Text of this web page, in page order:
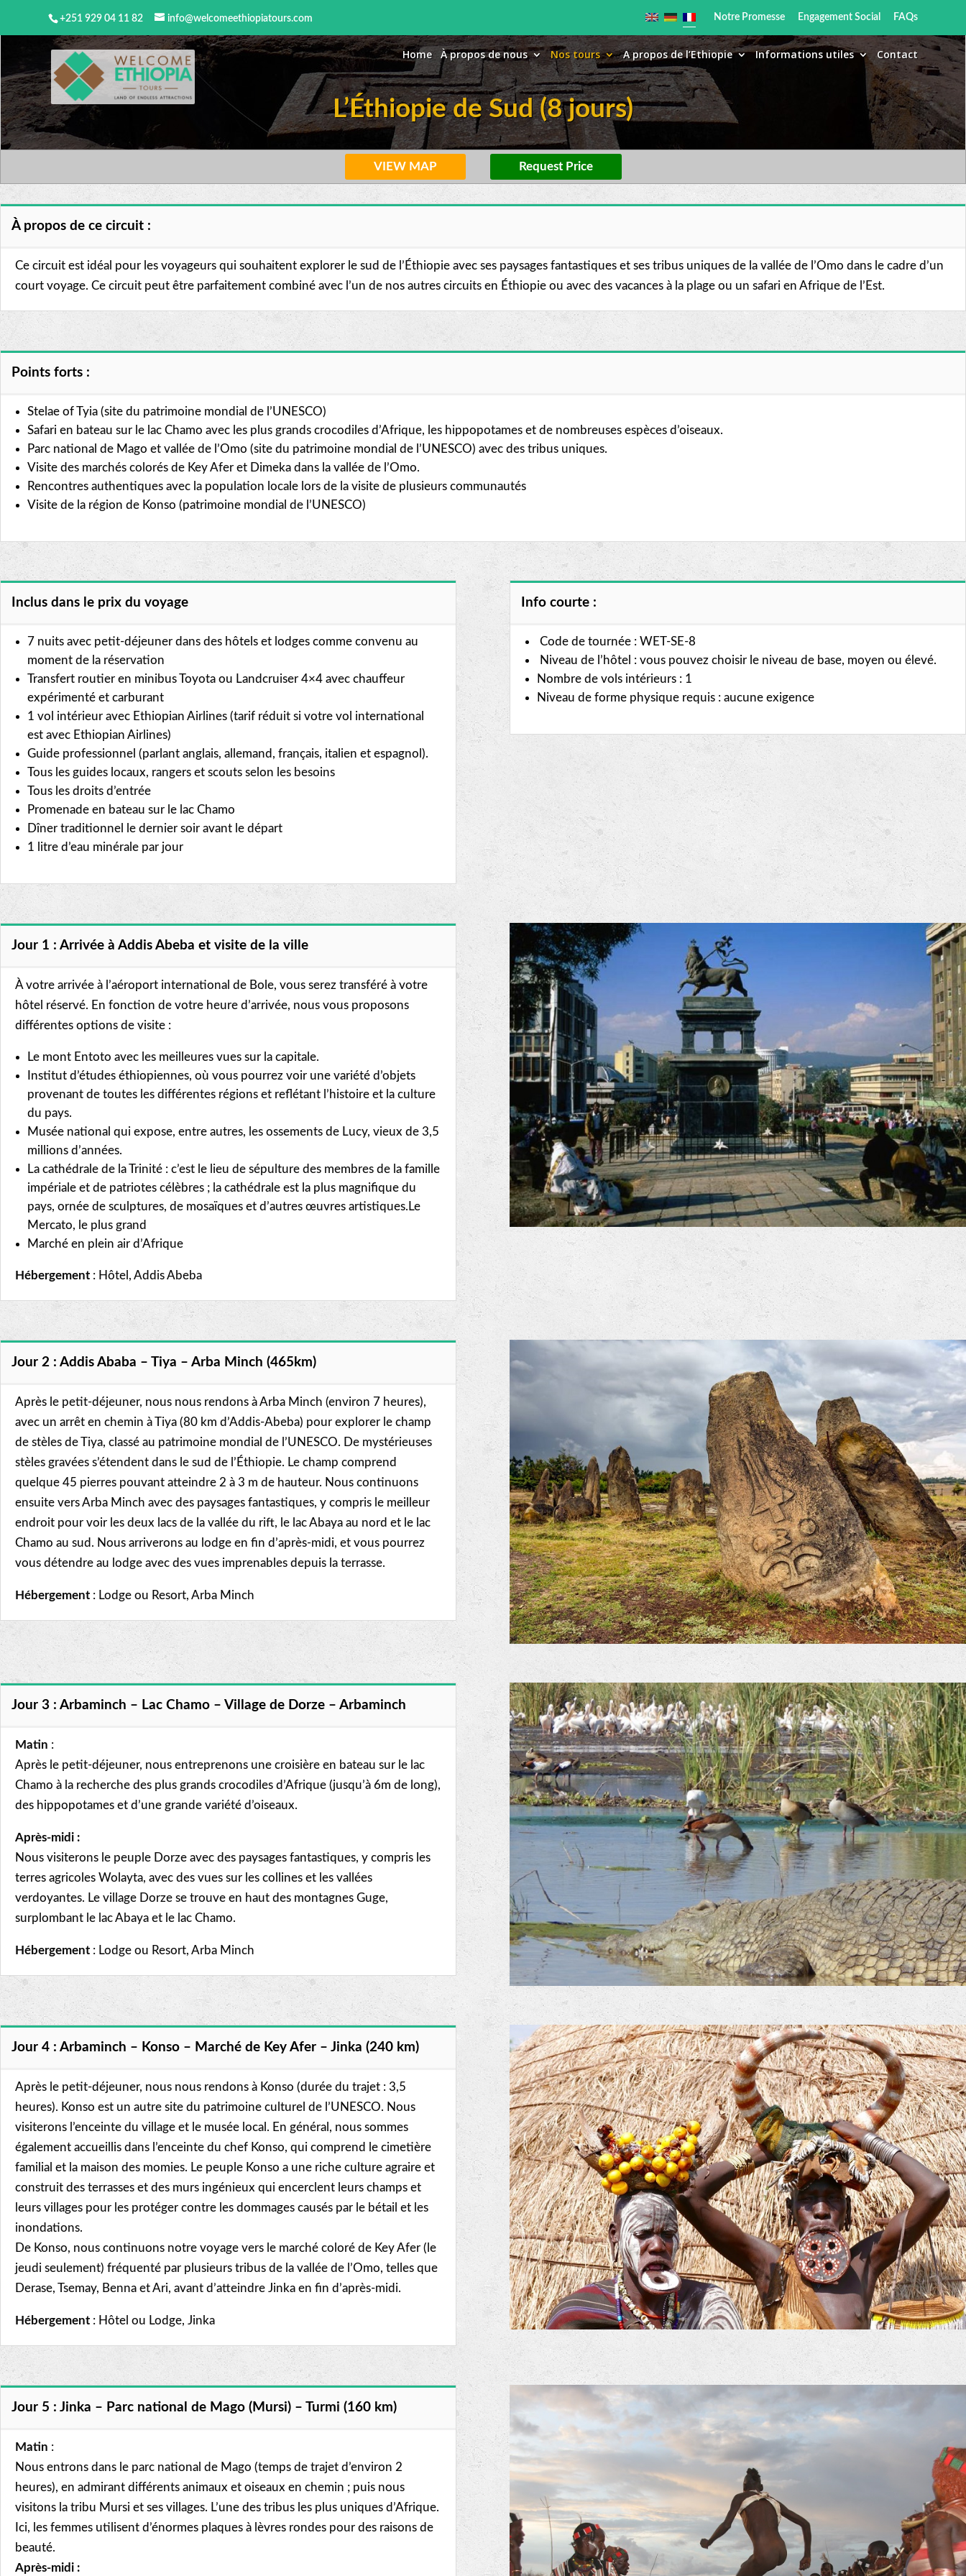
+251 929 04 11 82 info@welcomeethiopiatours.com Notre Promesse Engagement Social FAQs
Home À propos de nous Nos tours A propos de l’Ethiopie Informations utiles Contact
L’Éthiopie de Sud (8 jours)
VIEW MAP Request Price
À propos de ce circuit :
Ce circuit est idéal pour les voyageurs qui souhaitent explorer le sud de l’Éthiopie avec ses paysages fantastiques et ses tribus uniques de la vallée de l’Omo dans le cadre d’un
court voyage. Ce circuit peut être parfaitement combiné avec l’un de nos autres circuits en Éthiopie ou avec des vacances à la plage ou un safari en Afrique de l’Est.
Points forts :
Stelae of Tyia (site du patrimoine mondial de l’UNESCO)
Safari en bateau sur le lac Chamo avec les plus grands crocodiles d’Afrique, les hippopotames et de nombreuses espèces d’oiseaux.
Parc national de Mago et vallée de l’Omo (site du patrimoine mondial de l’UNESCO) avec des tribus uniques.
Visite des marchés colorés de Key Afer et Dimeka dans la vallée de l’Omo.
Rencontres authentiques avec la population locale lors de la visite de plusieurs communautés
Visite de la région de Konso (patrimoine mondial de l’UNESCO)
Inclus dans le prix du voyage
7 nuits avec petit-déjeuner dans des hôtels et lodges comme convenu au
moment de la réservation
Transfert routier en minibus Toyota ou Landcruiser 4×4 avec chauffeur
expérimenté et carburant
1 vol intérieur avec Ethiopian Airlines (tarif réduit si votre vol international
est avec Ethiopian Airlines)
Guide professionnel (parlant anglais, allemand, français, italien et espagnol).
Tous les guides locaux, rangers et scouts selon les besoins
Tous les droits d’entrée
Promenade en bateau sur le lac Chamo
Dîner traditionnel le dernier soir avant le départ
1 litre d’eau minérale par jour
Info courte :
Code de tournée : WET-SE-8
Niveau de l’hôtel : vous pouvez choisir le niveau de base, moyen ou élevé.
Nombre de vols intérieurs : 1
Niveau de forme physique requis : aucune exigence
Jour 1 : Arrivée à Addis Abeba et visite de la ville
À votre arrivée à l’aéroport international de Bole, vous serez transféré à votre
hôtel réservé. En fonction de votre heure d’arrivée, nous vous proposons
différentes options de visite :
Le mont Entoto avec les meilleures vues sur la capitale.
Institut d’études éthiopiennes, où vous pourrez voir une variété d’objets
provenant de toutes les différentes régions et reflétant l’histoire et la culture
du pays.
Musée national qui expose, entre autres, les ossements de Lucy, vieux de 3,5
millions d’années.
La cathédrale de la Trinité : c’est le lieu de sépulture des membres de la famille
impériale et de patriotes célèbres ; la cathédrale est la plus magnifique du
pays, ornée de sculptures, de mosaïques et d’autres œuvres artistiques.Le
Mercato, le plus grand
Marché en plein air d’Afrique
Hébergement : Hôtel, Addis Abeba
Jour 2 : Addis Ababa – Tiya – Arba Minch (465km)
Après le petit-déjeuner, nous nous rendons à Arba Minch (environ 7 heures),
avec un arrêt en chemin à Tiya (80 km d’Addis-Abeba) pour explorer le champ
de stèles de Tiya, classé au patrimoine mondial de l’UNESCO. De mystérieuses
stèles gravées s’étendent dans le sud de l’Éthiopie. Le champ comprend
quelque 45 pierres pouvant atteindre 2 à 3 m de hauteur. Nous continuons
ensuite vers Arba Minch avec des paysages fantastiques, y compris le meilleur
endroit pour voir les deux lacs de la vallée du rift, le lac Abaya au nord et le lac
Chamo au sud. Nous arriverons au lodge en fin d’après-midi, et vous pourrez
vous détendre au lodge avec des vues imprenables depuis la terrasse.
Hébergement : Lodge ou Resort, Arba Minch
Jour 3 : Arbaminch – Lac Chamo – Village de Dorze – Arbaminch
Matin :
Après le petit-déjeuner, nous entreprenons une croisière en bateau sur le lac
Chamo à la recherche des plus grands crocodiles d’Afrique (jusqu’à 6m de long),
des hippopotames et d’une grande variété d’oiseaux.
Après-midi :
Nous visiterons le peuple Dorze avec des paysages fantastiques, y compris les
terres agricoles Wolayta, avec des vues sur les collines et les vallées
verdoyantes. Le village Dorze se trouve en haut des montagnes Guge,
surplombant le lac Abaya et le lac Chamo.
Hébergement : Lodge ou Resort, Arba Minch
Jour 4 : Arbaminch – Konso – Marché de Key Afer – Jinka (240 km)
Après le petit-déjeuner, nous nous rendons à Konso (durée du trajet : 3,5
heures). Konso est un autre site du patrimoine culturel de l’UNESCO. Nous
visiterons l’enceinte du village et le musée local. En général, nous sommes
également accueillis dans l’enceinte du chef Konso, qui comprend le cimetière
familial et la maison des momies. Le peuple Konso a une riche culture agraire et
construit des terrasses et des murs ingénieux qui encerclent leurs champs et
leurs villages pour les protéger contre les dommages causés par le bétail et les
inondations.
De Konso, nous continuons notre voyage vers le marché coloré de Key Afer (le
jeudi seulement) fréquenté par plusieurs tribus de la vallée de l’Omo, telles que
Derase, Tsemay, Benna et Ari, avant d’atteindre Jinka en fin d’après-midi.
Hébergement : Hôtel ou Lodge, Jinka
Jour 5 : Jinka – Parc national de Mago (Mursi) – Turmi (160 km)
Matin :
Nous entrons dans le parc national de Mago (temps de trajet d’environ 2
heures), en admirant différents animaux et oiseaux en chemin ; puis nous
visitons la tribu Mursi et ses villages. L’une des tribus les plus uniques d’Afrique.
Ici, les femmes utilisent d’énormes plaques à lèvres rondes pour des raisons de
beauté.
Après-midi :